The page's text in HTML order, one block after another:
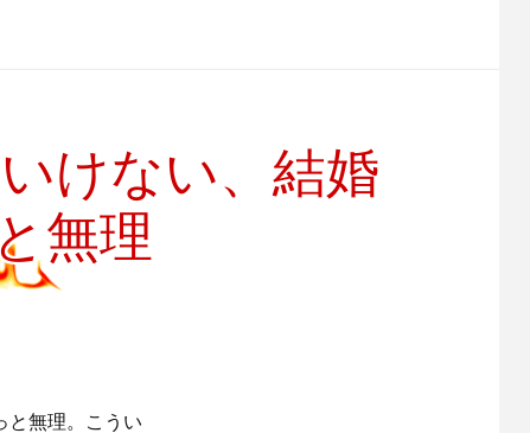
けない、結婚
無理
と無理。こうい